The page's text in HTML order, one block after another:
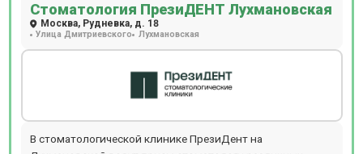
Стоматология ПрезиДЕНТ Лухмановская
Москва, Рудневка, д. 18
Улица Дмитриевского Лухмановская
В стоматологической клинике ПрезиДент на